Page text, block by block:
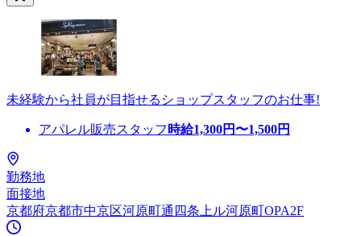
未経験から社員が目指せるショップスタッフのお仕事!
アパレル販売スタッフ 時給1,300円〜1,500円
勤務地
面接地
京都府京都市中京区河原町通四条上ル河原町OPA2F